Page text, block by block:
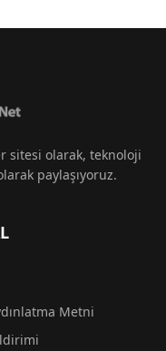
sitesi olarak, teknoloji
paylaşıyoruz.
Metni